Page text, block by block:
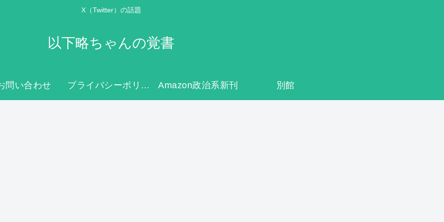
X（Twitter）の話題
以下略ちゃんの覚書
問い合わせ プライバシーポリシー Amazon政治系新刊 別館